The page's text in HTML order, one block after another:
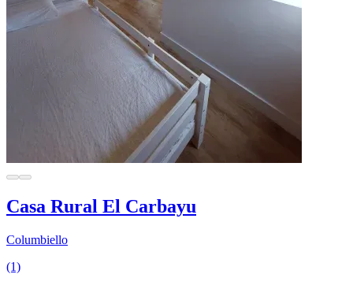
Casa Rural El Carbayu
Columbiello
(1)